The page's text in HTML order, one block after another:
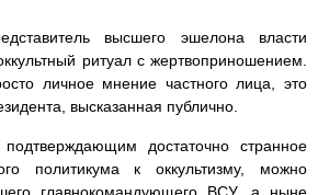
высшего эшелона власти
ритуал с жертвоприношением.
личное мнение частного лица, это
высказанная публично.
достаточно странное
политикума к оккультизму, можно
главнокомандующего ВСУ, а ныне